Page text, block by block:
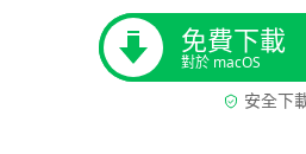
免費下載
對於 macOS
安全下